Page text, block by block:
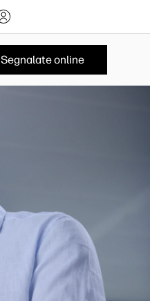
Segnalate online